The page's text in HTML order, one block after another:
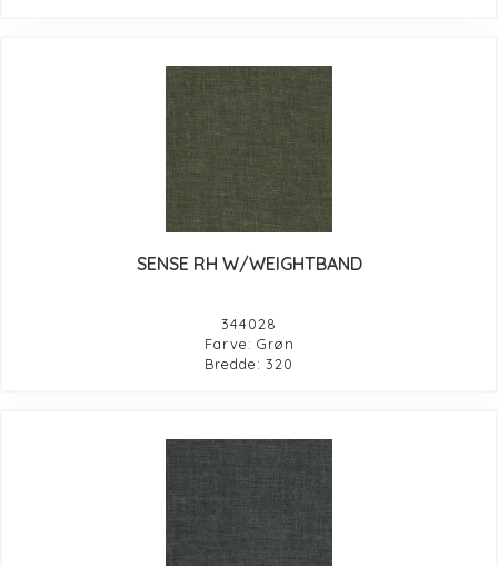
SENSE RH W/WEIGHTBAND
344028
Farve: Grøn
Bredde: 320